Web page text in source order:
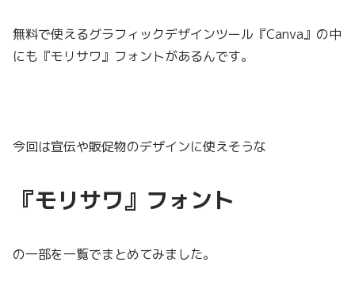
無料で使えるグラフィックデザインツール『Canva』の中
にも『モリサワ』フォントがあるんです。
今回は宣伝や販促物のデザインに使えそうな
『モリサワ』フォント
の一部を一覧でまとめてみました。